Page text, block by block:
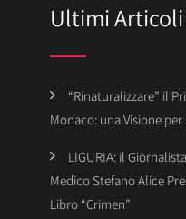
Ultimi Articoli
“Rinaturalizzare” il
Monaco: una Visione
LIGURIA: il
Medico Stefano Alice
Libro “Crimen”